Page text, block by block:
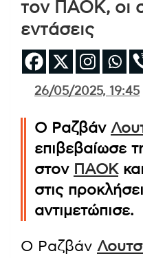
τον ΠΑΟΚ, οι
εντάσεις
26/05/2025, 19:45
Ο Ραζβάν
επιβεβαίωσε
στον ΠΑΟΚ
στις
αντιμετώπισε.
Ο Ραζβάν